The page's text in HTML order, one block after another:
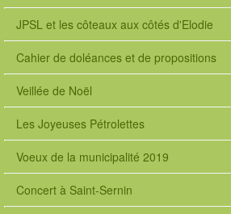
JPSL et les côteaux aux côtés d'Elodie
Cahier de doléances et de propositions
Veillée de Noël
Les Joyeuses Pétrolettes
Voeux de la municipalité 2019
Concert à Saint-Sernin